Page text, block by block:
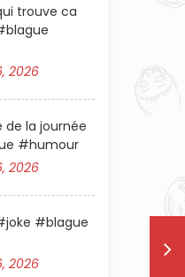
trouve ca
2026
de la journée
#humour
2026
#blague
2026